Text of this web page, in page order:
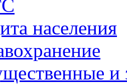
населения
и